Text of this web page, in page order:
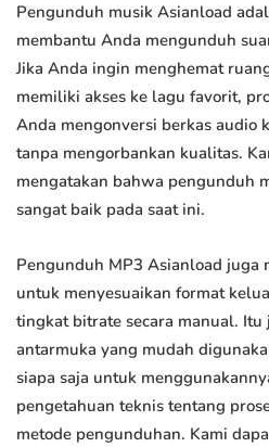
Pengunduh musik Asianload
membantu Anda mengunduh
Jika Anda ingin menghemat
memiliki akses ke lagu favorit,
Anda mengonversi berkas audio
tanpa mengorbankan kualitas.
mengatakan bahwa pengunduh
sangat baik pada saat ini.
Pengunduh MP3 Asianload juga
untuk menyesuaikan format
tingkat bitrate secara manual.
antarmuka yang mudah
siapa saja untuk
pengetahuan teknis tentang
metode pengunduhan. Kami